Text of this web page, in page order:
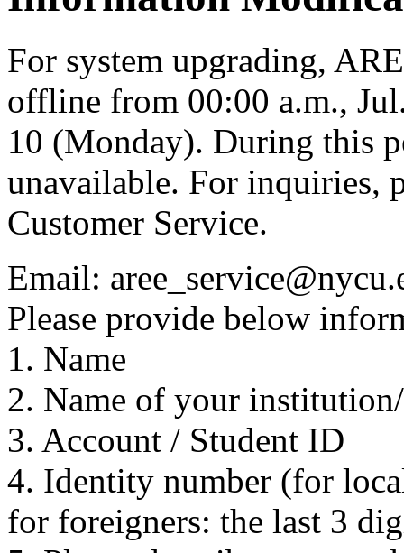
For system upgrading,
offline from 00:00 a.m.,
10 (Monday). During this
unavailable. For inquiries,
Customer Service.
Email:
Please provide below
1. Name
2. Name of your
3. Account / Student ID
4. Identity number (for
for foreigners: the last 3